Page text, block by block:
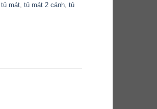
,tủ mát ,tủ mát 2 cánh ,tủ